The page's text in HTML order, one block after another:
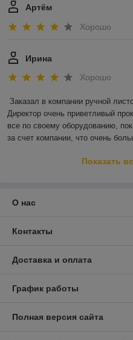
Артём
Хорошо
Ирина
Хорошо
Заказал в компании ручной
Директор очень приветливый
все по своему оборудованию,
за счет компании, что очень
Показать
О нас
Контакты
Доставка и оплата
График работы
Полная версия сайта